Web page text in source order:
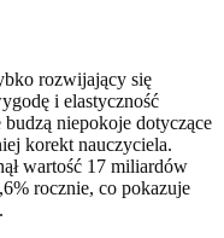
rozwijający się
i elastyczność
niepokoje dotyczące
korekt nauczyciela.
wartość 17 miliardów
rocznie, co pokazuje